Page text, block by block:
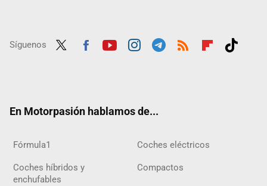
Síguenos
En Motorpasión hablamos de...
Fórmula1 Coches eléctricos
Coches híbridos y
enchufables
Compactos